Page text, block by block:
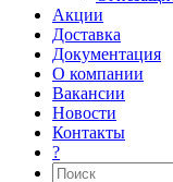
Акции
Доставка
Документация
О компании
Вакансии
Новости
Контакты
?